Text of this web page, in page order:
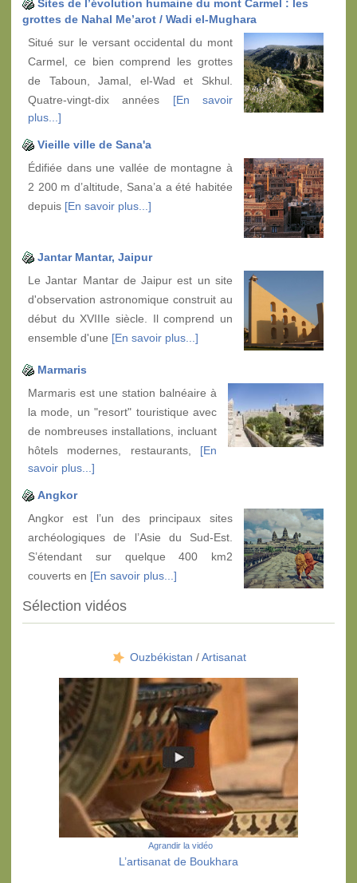
Sites de l’évolution humaine du mont Carmel : les
grottes de Nahal Me’arot / Wadi el-Mughara
Situé sur le versant occidental du mont
Carmel, ce bien comprend les grottes
de Taboun, Jamal, el-Wad et Skhul.
Quatre-vingt-dix années [En savoir
plus...]
Vieille ville de Sana'a
Édifiée dans une vallée de montagne à
2 200 m d’altitude, Sana’a a été habitée
depuis [En savoir plus...]
Jantar Mantar, Jaipur
Le Jantar Mantar de Jaipur est un site
d'observation astronomique construit au
début du XVIIIe siècle. Il comprend un
ensemble d'une [En savoir plus...]
Marmaris
Marmaris est une station balnéaire à
la mode, un "resort" touristique avec
de nombreuses installations, incluant
hôtels modernes, restaurants, [En
savoir plus...]
Angkor
Angkor est l’un des principaux sites
archéologiques de l’Asie du Sud-Est.
S’étendant sur quelque 400 km2
couverts en [En savoir plus...]
Sélection vidéos
Ouzbékistan /Artisanat
Agrandir la vidéo
L’artisanat de Boukhara